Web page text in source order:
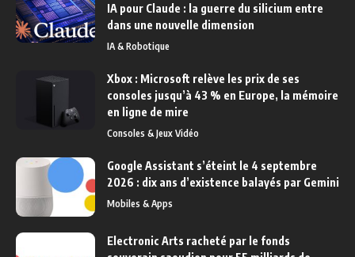
IA pour Claude : la guerre du silicium entre
dans une nouvelle dimension
IA & Robotique
Xbox : Microsoft relève les prix de ses
consoles jusqu’à 43 % en Europe, la mémoire
en ligne de mire
Consoles & Jeux Vidéo
Google Assistant s’éteint le 4 septembre
2026 : dix ans d’existence balayés par Gemini
Mobiles & Apps
Electronic Arts racheté par le fonds